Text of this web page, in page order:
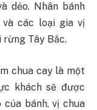
dẻo. Nhân bánh
các loại gia vị
rừng Tây Bắc.
chua cay là một
khách sẽ được
bánh, vị chua